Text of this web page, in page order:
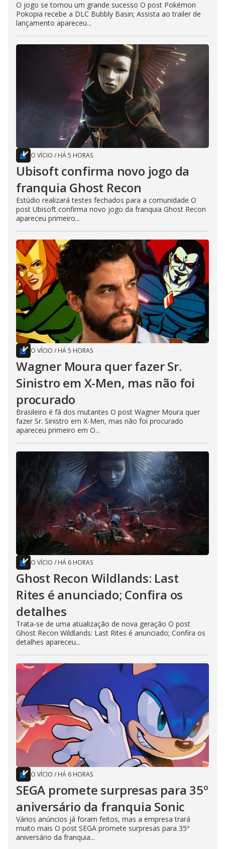
O jogo se tornou um grande sucesso O post Pokémon
Pokopia recebe a DLC Bubbly Basin; Assista ao trailer de
lançamento apareceu...
O VÍCIO / HÁ 5 HORAS
Ubisoft confirma novo jogo da
franquia Ghost Recon
Estúdio realizará testes fechados para a comunidade O
post Ubisoft confirma novo jogo da franquia Ghost Recon
apareceu primeiro...
O VÍCIO / HÁ 5 HORAS
Wagner Moura quer fazer Sr.
Sinistro em X-Men, mas não foi
procurado
Brasileiro é fã dos mutantes O post Wagner Moura quer
fazer Sr. Sinistro em X-Men, mas não foi procurado
apareceu primeiro em O...
O VÍCIO / HÁ 6 HORAS
Ghost Recon Wildlands: Last
Rites é anunciado; Confira os
detalhes
Trata-se de uma atualização de nova geração O post
Ghost Recon Wildlands: Last Rites é anunciado; Confira os
detalhes apareceu...
O VÍCIO / HÁ 6 HORAS
SEGA promete surpresas para 35º
aniversário da franquia Sonic
Vários anúncios já foram feitos, mas a empresa trará
muito mais O post SEGA promete surpresas para 35º
aniversário da franquia...